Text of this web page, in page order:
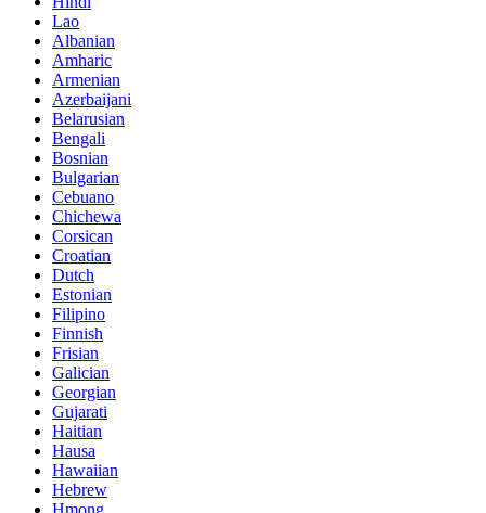
Lao
Albanian
Amharic
Armenian
Azerbaijani
Belarusian
Bengali
Bosnian
Bulgarian
Cebuano
Chichewa
Corsican
Croatian
Dutch
Estonian
Filipino
Finnish
Frisian
Galician
Georgian
Gujarati
Haitian
Hausa
Hawaiian
Hebrew
Hmong